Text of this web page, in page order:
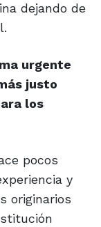
dejando de
urgente
justo
los
pocos
y
originarios